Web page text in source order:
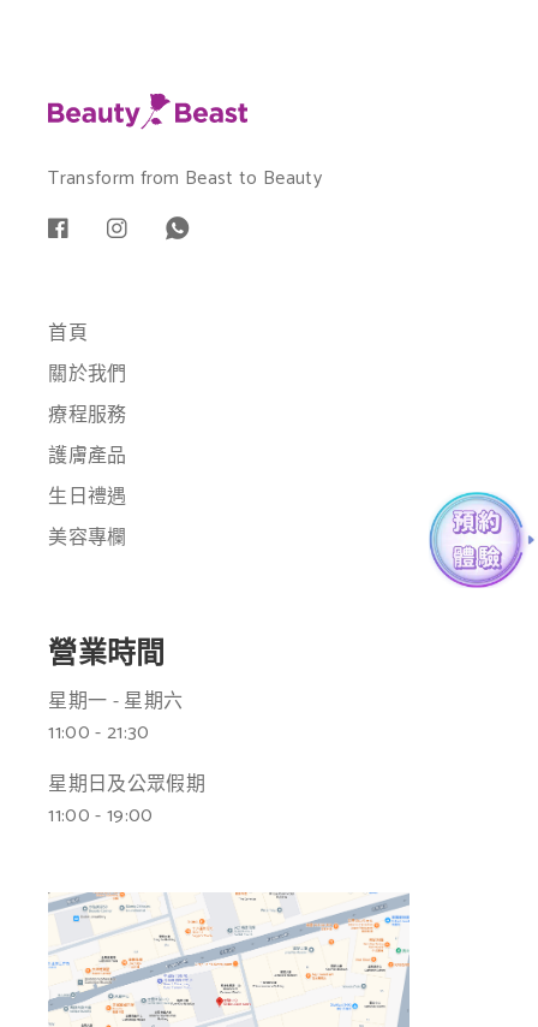
Transform from Beast to Beauty
首頁
關於我們
療程服務
護膚產品
生日禮遇
美容專欄
營業時間
星期一 - 星期六
11:00 - 21:30
星期日及公眾假期
11:00 - 19:00